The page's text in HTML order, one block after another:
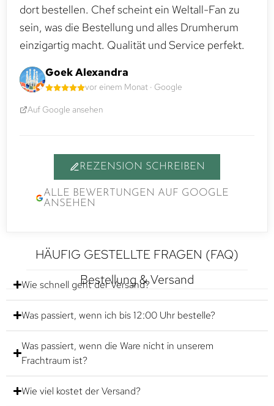
dort bestellen. Chef scheint ein Weltall-Fan zu
sein, was die Bestellung und alles Drumherum
einzigartig macht. Qualität und Service perfekt.
Goek Alexandra
vor einem Monat · Google
Auf Google ansehen
REZENSION SCHREIBEN
ALLE BEWERTUNGEN AUF GOOGLE
ANSEHEN
HÄUFIG GESTELLTE FRAGEN (FAQ)
Bestellung & Versand
Wie schnell geht der Versand?
Was passiert, wenn ich bis 12:00 Uhr bestelle?
Was passiert, wenn die Ware nicht in unserem
Frachtraum ist?
Wie viel kostet der Versand?